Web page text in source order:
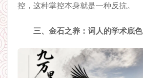
控，这种掌控本身就是一种反抗。
三、金石之养：词人的学术底色